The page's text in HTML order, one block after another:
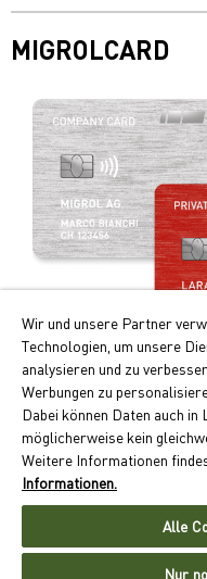
MIGROLCARD
Ihre Vorteile auf einen
Doppelte Cumulus-
Kontaktloses Zahlen
Akzeptanz an über
Jetzt Migrolcard
Wir und unsere Partner
Technologien, um unsere
analysieren und zu
Werbungen zu
Dabei können Daten auch
möglicherweise kein
Weitere Informationen
Informationen.
Alle
Nur